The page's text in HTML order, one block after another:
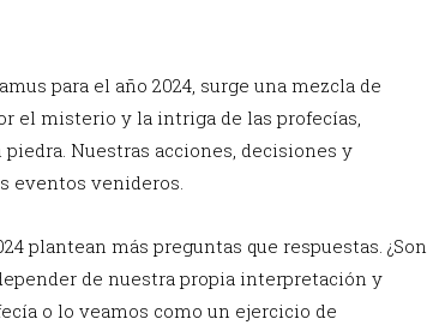
para el año 2024, surge una mezcla de
el misterio y la intriga de las profecías,
Nuestras acciones, decisiones y
eventos venideros.
plantean más preguntas que respuestas. ¿Son
de nuestra propia interpretación y
o lo veamos como un ejercicio de